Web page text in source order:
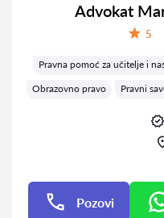
Advokat
5
Pravna pomoć za učitelje i
Obrazovno pravo
Pravni
Pozovi